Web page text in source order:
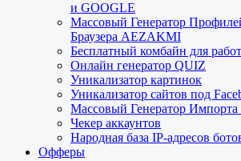
и GOOGLE
Массовый Генератор
Браузера AEZAKMI
Бесплатный комбайн для
Онлайн генератор QUIZ
Уникализатор картинок
Уникализатор сайтов под
Массовый Генератор
Чекер аккаунтов
Народная база IP-адресов
Офферы